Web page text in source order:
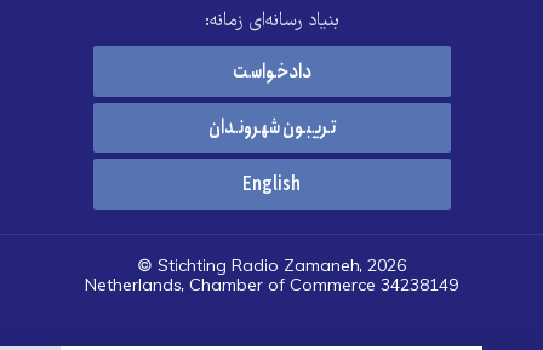
بنیاد رسانه‌ای زمانه:
دادخواست
تریبون شهروندان
English
© Stichting Radio Zamaneh, 2026
Netherlands, Chamber of Commerce 34238149